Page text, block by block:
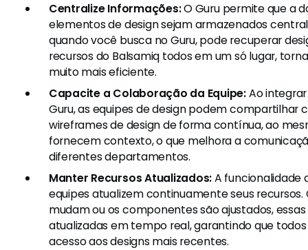
Centralize Informações:O Guru permite que a
elementos de design sejam armazenados
quando você busca no Guru, pode recuperar
recursos do Balsamiq todos em um só lugar,
muito mais eficiente.
Capacite a Colaboração da Equipe:Ao
Guru, as equipes de design podem compartilhar
wireframes de design de forma contínua, ao
fornecem contexto, o que melhora a
diferentes departamentos.
Manter Recursos Atualizados:A funcionalidade
equipes atualizem continuamente seus
mudam ou os componentes são ajustados,
atualizadas em tempo real, garantindo que
acesso aos designs mais recentes.